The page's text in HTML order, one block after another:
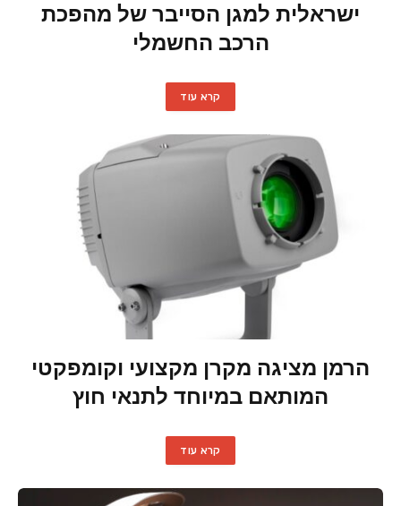
ישראלית למגן הסייבר של מהפכת
הרכב החשמלי
קרא עוד
הרמן מציגה מקרן מקצועי וקומפקטי
המותאם במיוחד לתנאי חוץ
קרא עוד